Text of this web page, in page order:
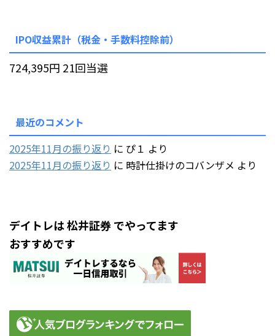
IPO収益累計（税金・手数料控除前）
724,395円 21回当選
最近のコメント
2025年11月の振り返り に ぴ１ より
2025年11月の振り返り に 時計仕掛けのコバンザメ より
デイトレは 松井証券 でやってます
おすすめです